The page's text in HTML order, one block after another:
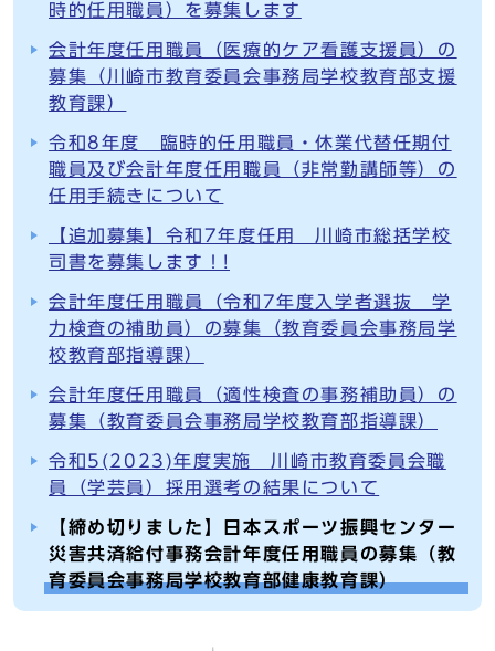
時的任用職員）を募集します
会計年度任用職員（医療的ケア看護支援員）の
募集（川崎市教育委員会事務局学校教育部支援
教育課）
令和8年度 臨時的任用職員・休業代替任期付
職員及び会計年度任用職員（非常勤講師等）の
任用手続きについて
【追加募集】令和7年度任用 川崎市総括学校
司書を募集します！!
会計年度任用職員（令和7年度入学者選抜 学
力検査の補助員）の募集（教育委員会事務局学
校教育部指導課）
会計年度任用職員（適性検査の事務補助員）の
募集（教育委員会事務局学校教育部指導課）
令和5(2023)年度実施 川崎市教育委員会職
員（学芸員）採用選考の結果について
【締め切りました】日本スポーツ振興センター
災害共済給付事務会計年度任用職員の募集（教
育委員会事務局学校教育部健康教育課）